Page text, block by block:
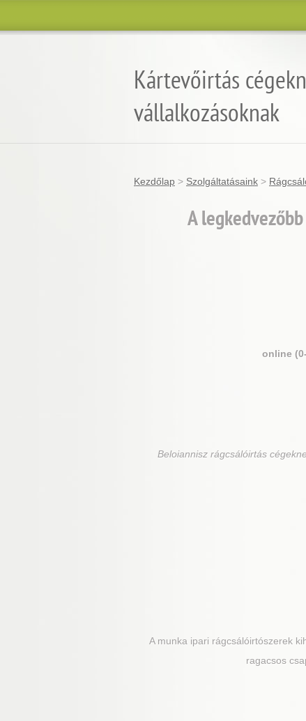
Kártevőirtás
vállalkozásoknak
Kezdőlap > Szolgáltatásaink >
A
online
Beloianniszrágcsálóirtás
A munka ipari rágcsálóirtószerek
ragacsos